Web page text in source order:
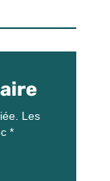
Les
*